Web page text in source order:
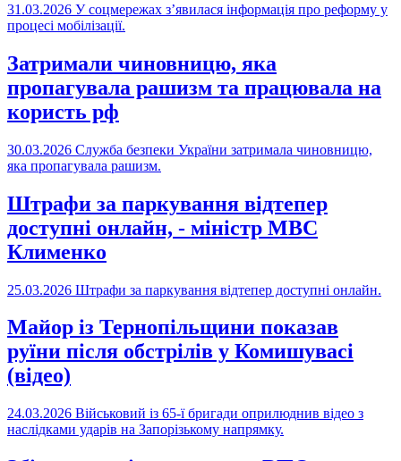
31.03.2026 У соцмережах з’явилася інформація про реформу у
процесі мобілізації.
Затримали чиновницю, яка
пропагувала рашизм та працювала на
користь рф
30.03.2026 Служба безпеки України затримала чиновницю,
яка пропагувала рашизм.
Штрафи за паркування відтепер
доступні онлайн, - міністр МВС
Клименко
25.03.2026 Штрафи за паркування відтепер доступні онлайн.
Майор із Тернопільщини показав
руїни після обстрілів у Комишувасі
(відео)
24.03.2026 Військовий із 65-ї бригади оприлюднив відео з
наслідками ударів на Запорізькому напрямку.